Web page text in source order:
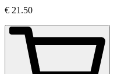
€ 21.50